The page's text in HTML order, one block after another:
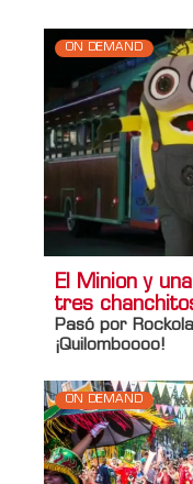
ON DEMAND
El Minion y
tres
Pasó por
¡Quilomboooo!
ON DEMAND